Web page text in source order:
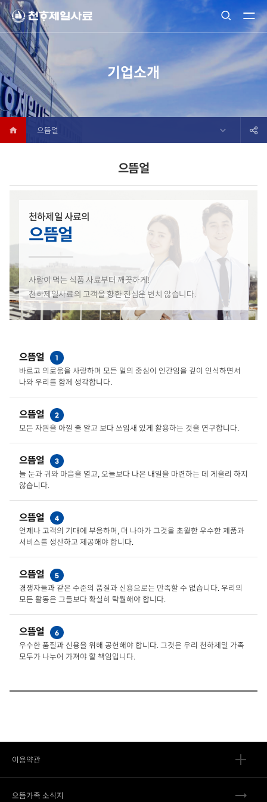
기업소개
으뜸얼
으뜸얼
천하제일 사료의
으뜸얼
사람이 먹는 식품 사료부터 깨끗하게!
천하제일사료의 고객을 향한 진심은 변치 않습니다.
으뜸얼 1
바르고 의로움을 사랑하며 모든 일의 중심이 인간임을 깊이 인식하면서
나와 우리를 함께 생각합니다.
으뜸얼 2
모든 자원을 아낄 줄 알고 보다 쓰임새 있게 활용하는 것을 연구합니다.
으뜸얼 3
늘 눈과 귀와 마음을 열고, 오늘보다 나은 내일을 마련하는 데 게을리 하지
않습니다.
으뜸얼 4
언제나 고객의 기대에 부응하며, 더 나아가 그것을 초월한 우수한 제품과
서비스를 생산하고 제공해야 합니다.
으뜸얼 5
경쟁자들과 같은 수준의 품질과 신용으로는 만족할 수 없습니다. 우리의
모든 활동은 그들보다 확실히 탁월해야 합니다.
으뜸얼 6
우수한 품질과 신용을 위해 공헌해야 합니다. 그것은 우리 천하제일 가족
모두가 나누어 가져야 할 책임입니다.
이용약관
으뜸가족 소식지